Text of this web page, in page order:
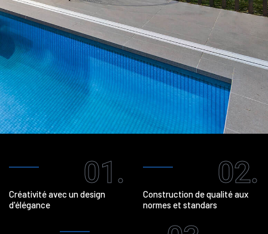
01.
Créativité avec un design
d'élégance
02.
Construction de qualité aux
normes et standars